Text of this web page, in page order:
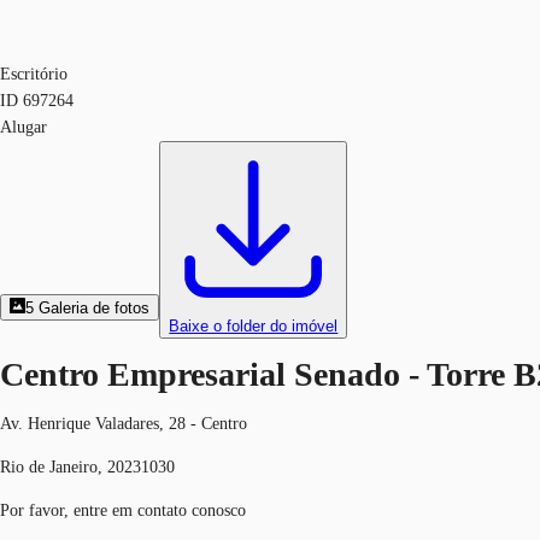
Escritório
ID 697264
Alugar
5 Galeria de fotos
Baixe o folder do imóvel
Centro Empresarial Senado - Torre
Av. Henrique Valadares, 28 - Centro
Rio de Janeiro, 20231030
Por favor, entre em contato conosco